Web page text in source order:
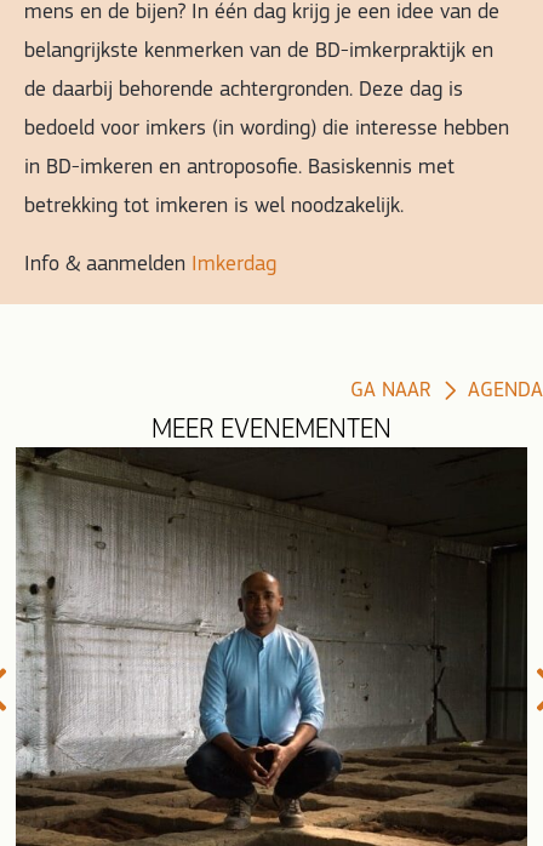
mens en de bijen? In één dag krijg je een idee van de
belangrijkste kenmerken van de BD-imkerpraktijk en
de daarbij behorende achtergronden. Deze dag is
bedoeld voor imkers (in wording) die interesse hebben
in BD-imkeren en antroposofie. Basiskennis met
betrekking tot imkeren is wel noodzakelijk.
Info & aanmelden Imkerdag
GA NAAR AGENDA
MEER EVENEMENTEN